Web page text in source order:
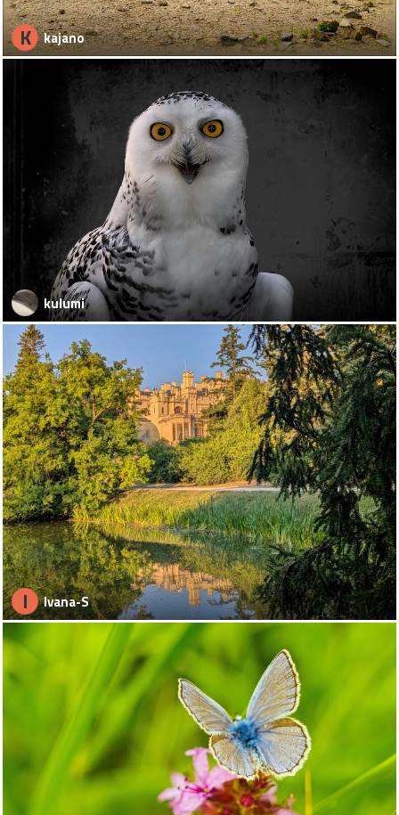
K kajano
kulumi
I Ivana-S